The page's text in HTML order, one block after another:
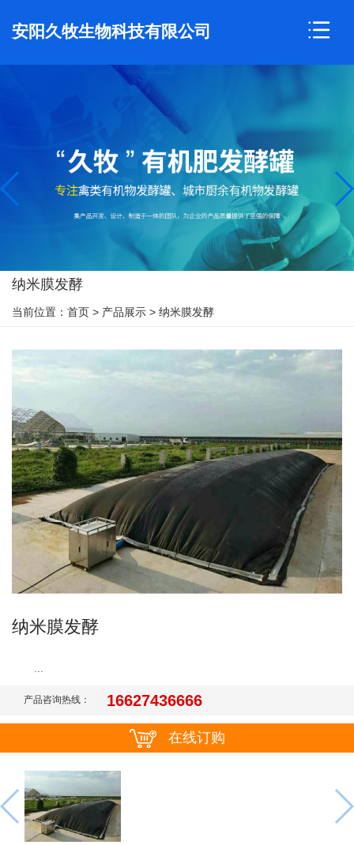
安阳久牧生物科技有限公司
纳米膜发酵
当前位置： 首页 > 产品展示 > 纳米膜发酵
纳米膜发酵
产品咨询热线： 16627436666
在线订购